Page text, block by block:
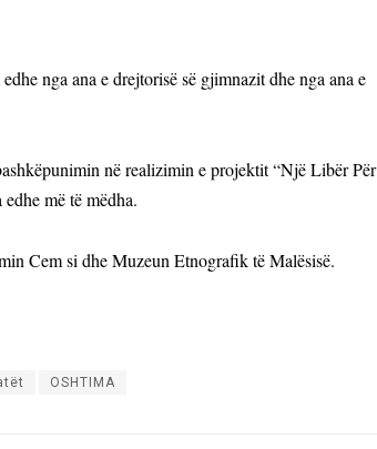
nga ana e drejtorisë së gjimnazit dhe nga ana e
në realizimin e projektit “Një Libër Për
më të mëdha.
Cem si dhe Muzeun Etnografik të Malësisë.
OSHTIMA